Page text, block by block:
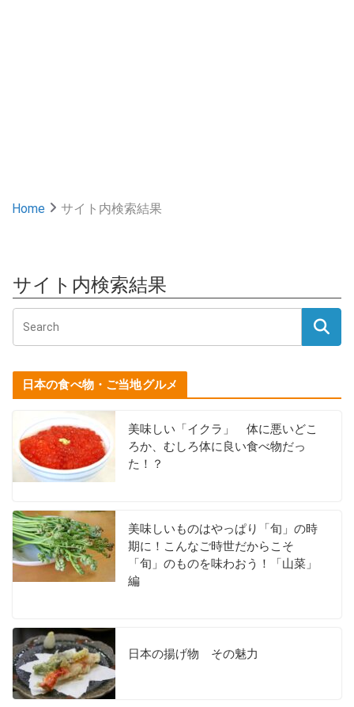
Home サイト内検索結果
サイト内検索結果
日本の食べ物・ご当地グルメ
美味しい「イクラ」 体に悪いどこ
ろか、むしろ体に良い食べ物だっ
た！？
美味しいものはやっぱり「旬」の時
期に！こんなご時世だからこそ
「旬」のものを味わおう！「山菜」
編
日本の揚げ物 その魅力